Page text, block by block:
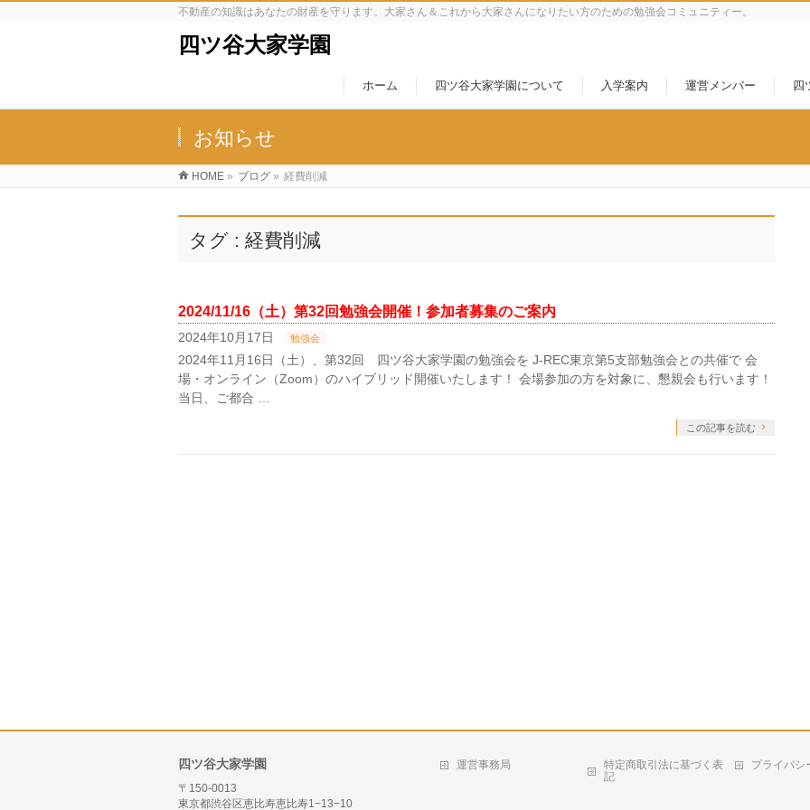
不動産の知識はあなたの財産を守ります。大家さん＆これから大家さんになりたい方のための勉強会コミュニティー。
四ツ谷大家学園
ホーム 四ツ谷大家学園について 入学案内 運営メンバー 四
お知らせ
HOME » ブログ » 経費削減
タグ : 経費削減
2024/11/16（土）第32回勉強会開催！参加者募集のご案内
2024年10月17日 勉強会
2024年11月16日（土）、第32回 四ツ谷大家学園の勉強会を J-REC東京第5支部勉強会との共催で 会
場・オンライン（Zoom）のハイブリッド開催いたします！ 会場参加の方を対象に、懇親会も行います！
当日、ご都合 …
この記事を読む
四ツ谷大家学園
〒150-0013
東京都渋谷区恵比寿恵比寿1−13−10
運営事務局
特定商取引法に基づく表
記
プライバシ